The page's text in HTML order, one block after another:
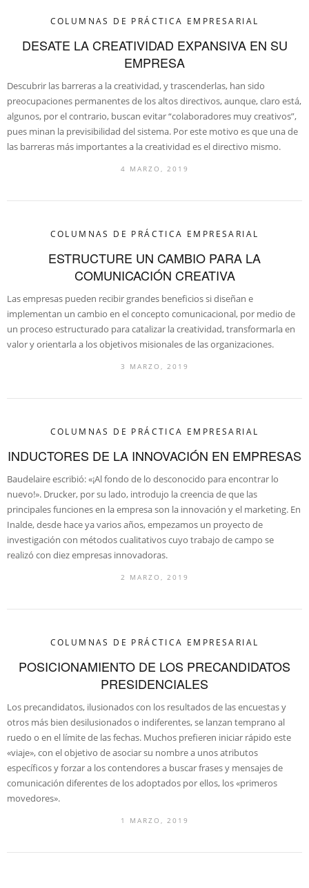
COLUMNAS DE PRÁCTICA EMPRESARIAL
DESATE LA CREATIVIDAD EXPANSIVA EN SU
EMPRESA
Descubrir las barreras a la creatividad, y trascenderlas, han sido
preocupaciones permanentes de los altos directivos, aunque, claro está,
algunos, por el contrario, buscan evitar “colaboradores muy creativos”,
pues minan la previsibilidad del sistema. Por este motivo es que una de
las barreras más importantes a la creatividad es el directivo mismo.
4 MARZO, 2019
COLUMNAS DE PRÁCTICA EMPRESARIAL
ESTRUCTURE UN CAMBIO PARA LA
COMUNICACIÓN CREATIVA
Las empresas pueden recibir grandes beneficios si diseñan e
implementan un cambio en el concepto comunicacional, por medio de
un proceso estructurado para catalizar la creatividad, transformarla en
valor y orientarla a los objetivos misionales de las organizaciones.
3 MARZO, 2019
COLUMNAS DE PRÁCTICA EMPRESARIAL
INDUCTORES DE LA INNOVACIÓN EN EMPRESAS
Baudelaire escribió: «¡Al fondo de lo desconocido para encontrar lo
nuevo!». Drucker, por su lado, introdujo la creencia de que las
principales funciones en la empresa son la innovación y el marketing. En
Inalde, desde hace ya varios años, empezamos un proyecto de
investigación con métodos cualitativos cuyo trabajo de campo se
realizó con diez empresas innovadoras.
2 MARZO, 2019
COLUMNAS DE PRÁCTICA EMPRESARIAL
POSICIONAMIENTO DE LOS PRECANDIDATOS
PRESIDENCIALES
Los precandidatos, ilusionados con los resultados de las encuestas y
otros más bien desilusionados o indiferentes, se lanzan temprano al
ruedo o en el límite de las fechas. Muchos prefieren iniciar rápido este
«viaje», con el objetivo de asociar su nombre a unos atributos
específicos y forzar a los contendores a buscar frases y mensajes de
comunicación diferentes de los adoptados por ellos, los «primeros
movedores».
1 MARZO, 2019